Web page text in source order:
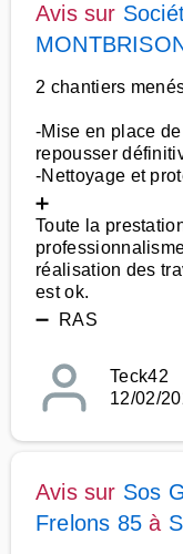
Avis sur
2 chantiers
-Mise en place
repousser
-Nettoyage et
➕
Toute la
réalisation des
est ok.
➖ RAS
Teck42
12/02/
Avis sur Sos
Frelons 85 à